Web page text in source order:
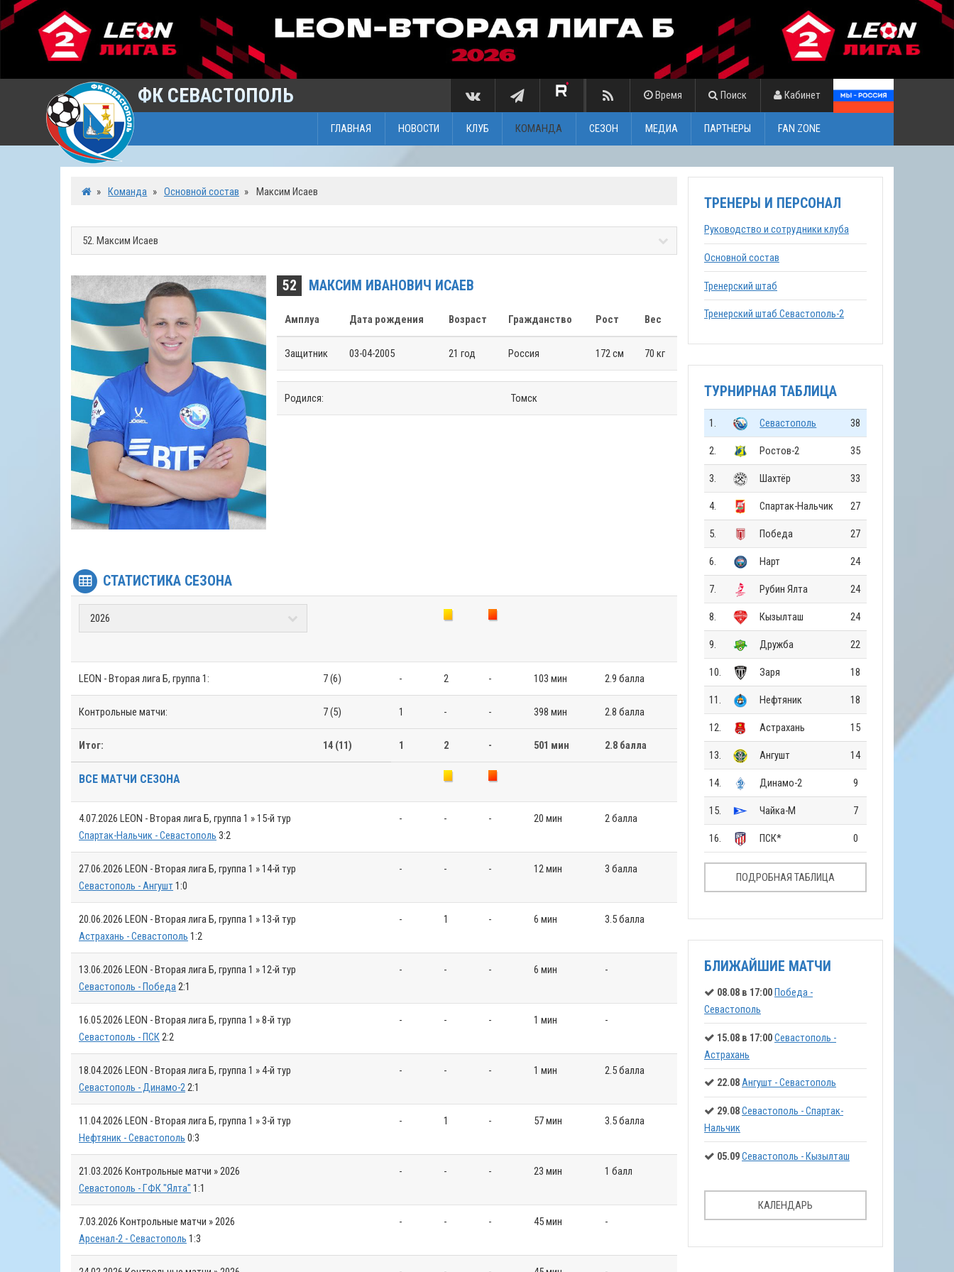
ФК СЕВАСТОПОЛЬ Время Поиск Кабинет
ГЛАВНАЯ НОВОСТИ КЛУБ КОМАНДА СЕЗОН МЕДИА ПАРТНЕРЫ FAN ZONE
» Команда » Основной состав » Максим Исаев
52 МАКСИМ ИВАНОВИЧ ИСАЕВ
Амплуа Дата рождения Возраст Гражданство Рост Вес
Защитник 03-04-2005 21 год Россия 172 см 70 кг
Родился: Томск
СТАТИСТИКА СЕЗОНА
LEON - Вторая лига Б, группа 1: 7 (6) - 2 - 103 мин 2.9 балла
Контрольные матчи: 7 (5) 1 - - 398 мин 2.8 балла
Итог: 14 (11) 1 2 - 501 мин 2.8 балла
ВСЕ МАТЧИ СЕЗОНА
4.07.2026 LEON - Вторая лига Б, группа 1 » 15-й тур
Спартак-Нальчик - Севастополь 3:2
- - - 20 мин 2 балла
27.06.2026 LEON - Вторая лига Б, группа 1 » 14-й тур
Севастополь - Ангушт1:0
- - - 12 мин 3 балла
20.06.2026 LEON - Вторая лига Б, группа 1 » 13-й тур
Астрахань - Севастополь 1:2
- 1 - 6 мин 3.5 балла
13.06.2026 LEON - Вторая лига Б, группа 1 » 12-й тур
Севастополь - Победа2:1
- - - 6 мин -
16.05.2026 LEON - Вторая лига Б, группа 1 » 8-й тур
Севастополь - ПСК2:2
- - - 1 мин -
18.04.2026 LEON - Вторая лига Б, группа 1 » 4-й тур
Севастополь - Динамо-22:1
- - - 1 мин 2.5 балла
11.04.2026 LEON - Вторая лига Б, группа 1 » 3-й тур
Нефтяник - Севастополь 0:3
- 1 - 57 мин 3.5 балла
21.03.2026 Контрольные матчи » 2026
Севастополь - ГФК "Ялта" 1:1
- - - 23 мин 1 балл
7.03.2026 Контрольные матчи » 2026
Арсенал-2 - Севастополь 1:3
- - - 45 мин -
ТРЕНЕРЫ И ПЕРСОНАЛ
Руководство и сотрудники клуба
Основной состав
Тренерский штаб
Тренерский штаб Севастополь-2
ТУРНИРНАЯ ТАБЛИЦА
1. Севастополь 38
2. Ростов-2 35
3. Шахтёр 33
4. Спартак-Нальчик 27
5. Победа 27
6. Нарт 24
7. Рубин Ялта 24
8. Кызылташ 24
9. Дружба 22
10. Заря 18
11. Нефтяник 18
12. Астрахань 15
13. Ангушт 14
14. Динамо-2 9
15. Чайка-М 7
16. ПСК* 0
ПОДРОБНАЯ ТАБЛИЦА
БЛИЖАЙШИЕ МАТЧИ
08.08 в 17:00Победа -
Севастополь
15.08 в 17:00Севастополь -
Астрахань
22.08Ангушт - Севастополь
29.08Севастополь - Спартак-
Нальчик
05.09Севастополь - Кызылташ
КАЛЕНДАРЬ